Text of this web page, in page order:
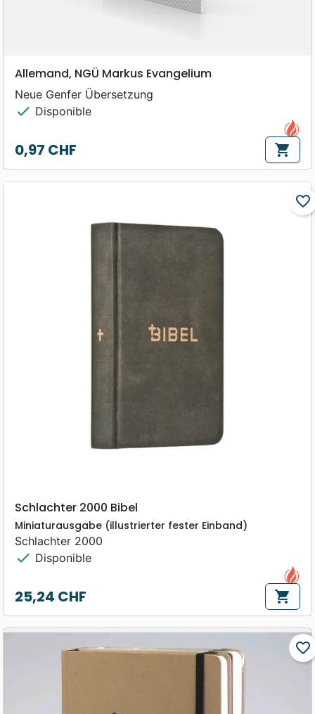
Allemand, NGÜ Markus Evangelium
Neue Genfer Übersetzung
check Disponible
Prix
0,97 CHF shopping_cart
favorite_border
Schlachter 2000 Bibel
Miniaturausgabe (illustrierter fester Einband)
Schlachter 2000
check Disponible
Prix
25,24 CHF shopping_cart
favorite_border